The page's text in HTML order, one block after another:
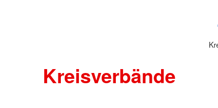
Kreisverbände